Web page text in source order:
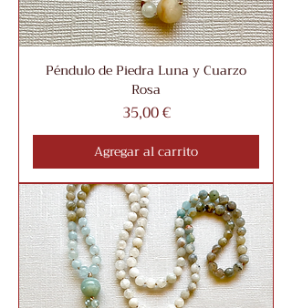
Péndulo de Piedra Luna y Cuarzo
Rosa
Precio
35,00 €
Agregar al carrito